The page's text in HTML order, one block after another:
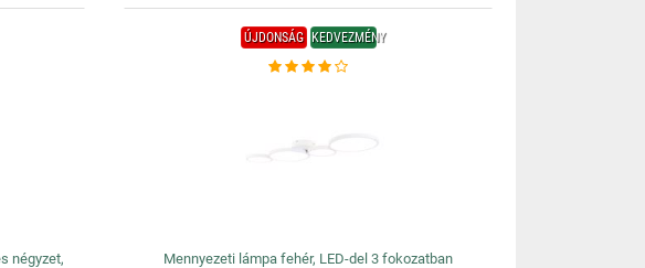
négyzet,
ÚJDONSÁG KEDVEZMÉNY
Mennyezeti lámpa fehér, LED-del 3 fokozatban